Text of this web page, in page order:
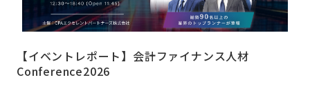
【イベントレポート】会計ファイナンス人材
Conference2026